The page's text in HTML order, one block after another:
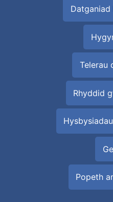
Telerau
Rhyddid
Popeth